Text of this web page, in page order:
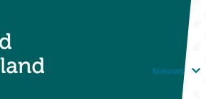
Nieuws